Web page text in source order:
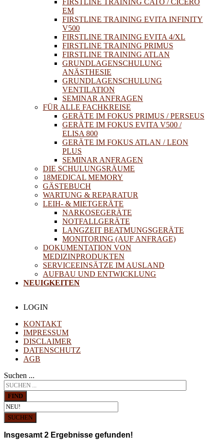
FIRSTLINE TRAINING CATO / CICERO
EM
FIRSTLINE TRAINING EVITA INFINITY
V500
FIRSTLINE TRAINING EVITA 4/XL
FIRSTLINE TRAINING PRIMUS
FIRSTLINE TRAINING ATLAN
GRUNDLAGENSCHULUNG
ANÄSTHESIE
GRUNDLAGENSCHULUNG
VENTILATION
SEMINAR ANFRAGEN
FÜR ALLE FACHKREISE
GERÄTE IM FOKUS PRIMUS / PERSEUS
GERÄTE IM FOKUS EVITA V500 /
ELISA 800
GERÄTE IM FOKUS ATLAN / LEON
PLUS
SEMINAR ANFRAGEN
DIE SCHULUNGSRÄUME
18MEDICAL MEMORY
GÄSTEBUCH
WARTUNG & REPARATUR
LEIH- & MIETGERÄTE
NARKOSEGERÄTE
NOTFALLGERÄTE
LANGZEIT BEATMUNGSGERÄTE
MONITORING (AUF ANFRAGE)
DOKUMENTATION VON
MEDIZINPRODUKTEN
SERVICEEINSÄTZE IM AUSLAND
AUFBAU UND ENTWICKLUNG
NEUIGKEITEN
LOGIN
KONTAKT
IMPRESSUM
DISCLAIMER
DATENSCHUTZ
AGB
Suchen ...
FIND
SUCHEN
Insgesamt 2 Ergebnisse gefunden!